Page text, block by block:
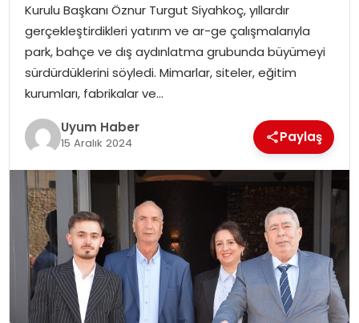
SAĞLIK
MAGAZIN
YAŞAM
Kurulu Başkanı Öznur Turgut Siyahkoç, yıllardır
gerçekleştirdikleri yatırım ve ar-ge çalışmalarıyla
park, bahçe ve dış aydınlatma grubunda büyümeyi
sürdürdüklerini söyledi. Mimarlar, siteler, eğitim
kurumları, fabrikalar ve…
Uyum Haber
15 Aralık 2024 Paylaş